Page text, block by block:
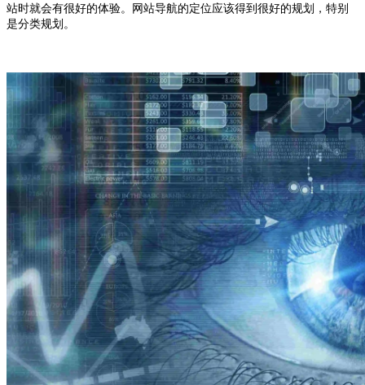
站时就会有很好的体验。网站导航的定位应该得到很好的规划，特别
是分类规划。